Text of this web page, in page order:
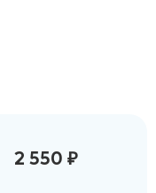
2 550 ₽